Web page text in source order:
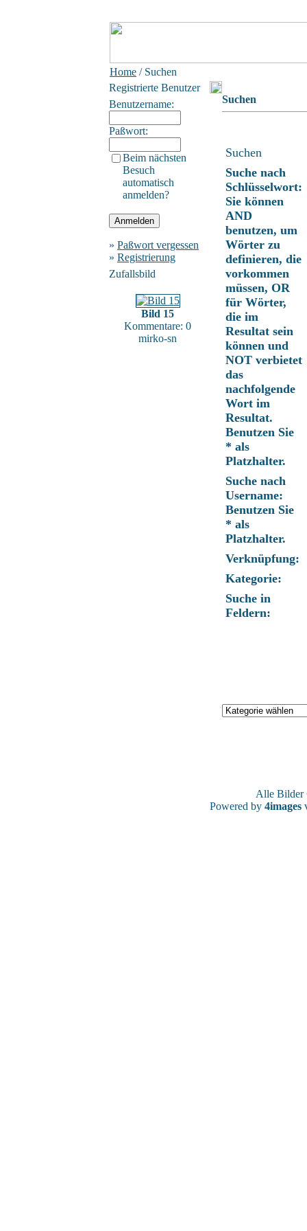
Home / Suchen
Registrierte Benutzer
Benutzername:
Paßwort:
Beim nächsten
Besuch
automatisch
anmelden?
» Paßwort vergessen
» Registrierung
Zufallsbild
Bild 15
Kommentare: 0
mirko-sn
Suchen
Suchen
Suche nach
Schlüsselwort:
Sie können
AND
benutzen, um
Wörter zu
definieren, die
vorkommen
müssen, OR
für Wörter,
die im
Resultat sein
können und
NOT verbietet
das
nachfolgende
Wort im
Resultat.
Benutzen Sie
* als
Platzhalter.
Suche nach
Username:
Benutzen Sie
* als
Platzhalter.
Verknüpfung:
Kategorie:
Suche in
Feldern:
Alle
Powered by 4images